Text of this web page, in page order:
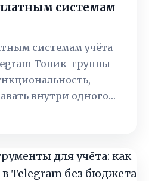
системам
системам учёта
Топик-группы
внутри одного…